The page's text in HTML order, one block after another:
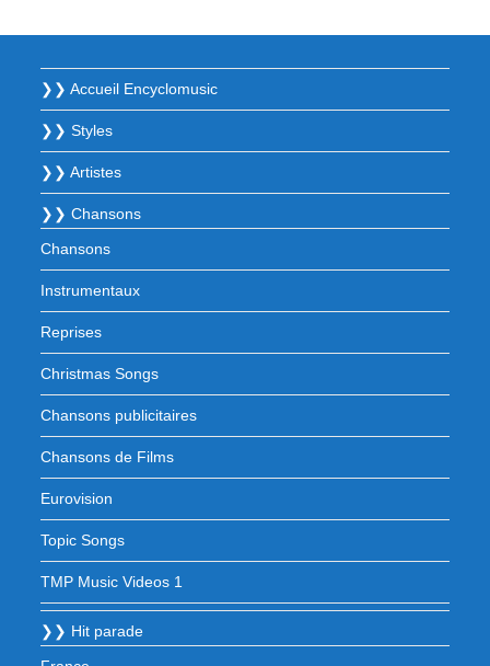
❯❯ Accueil Encyclomusic
❯❯ Styles
❯❯ Artistes
❯❯ Chansons
Chansons
Instrumentaux
Reprises
Christmas Songs
Chansons publicitaires
Chansons de Films
Eurovision
Topic Songs
TMP Music Videos 1
❯❯ Hit parade